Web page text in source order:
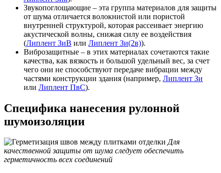
Звукопоглощающие – эта группа материалов для защиты
от шума отличается волокнистой или пористой
внутренней структурой, которая рассеивает энергию
акустической волны, снижая силу ее воздействия
(Липлент ЗиВ или Липлент Зи(2в)).
Виброзащитные – в этих материалах сочетаются такие
качества, как вязкость и большой удельный вес, за счет
чего они не способствуют передаче вибрации между
частями конструкции здания (например, Липлент Зи
или Липлент ПвC).
Специфика нанесения рулонной
шумоизоляции
Для
качественной защиты от шума следует обеспечить
герметичность всех соединений